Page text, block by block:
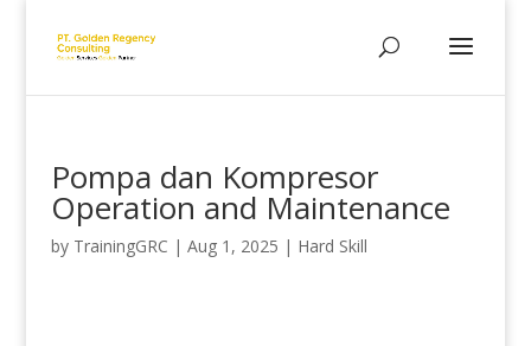
Pompa dan Kompresor
Operation and Maintenance
by TrainingGRC | Aug 1, 2025 | Hard Skill